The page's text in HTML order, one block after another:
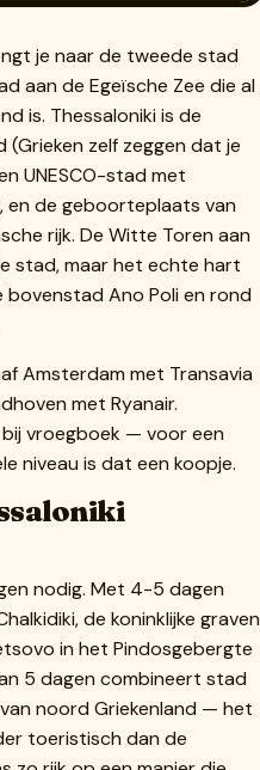
je naar de tweede stad
aan de Egeïsche Zee die al
is. Thessaloniki is de
zelf zeggen dat je
UNESCO-stad met
en de geboorteplaats van
rijk. De Witte Toren aan
stad, maar het echte hart
Ano Poli en rond
Amsterdam met Transavia
met Ryanair.
vroegboek — voor een
niveau is dat een koopje.
nodig. Met 4-5 dagen
de koninklijke graven
in het Pindosgebergte
5 dagen combineert stad
noord Griekenland — het
toeristisch dan de